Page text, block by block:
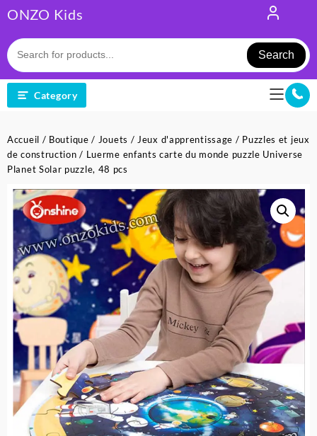
to
content
ONZO Kids
Search
Category
Accueil / Boutique / Jouets / Jeux d'apprentissage / Puzzles et jeux
de construction / Luerme enfants carte du monde puzzle Universe
Planet Solar puzzle, 48 pcs